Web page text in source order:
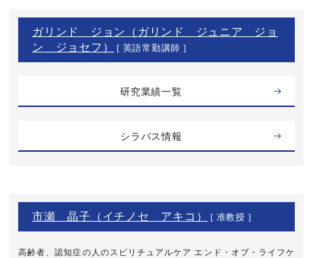
ガリンド ジョン（ガリンド ジュニア ジョ
ン ジョセフ）
[ 英語常勤講師 ]
研究業績一覧
シラバス情報
市瀬 晶子（イチノセ アキコ） [ 准教授 ]
高齢者、認知症の人のスピリチュアルケア エンド・オブ・ライフケ